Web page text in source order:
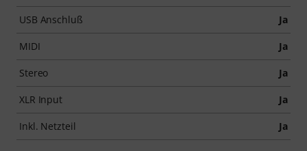
USB Anschluß Ja
MIDI Ja
Stereo Ja
XLR Input Ja
Inkl. Netzteil Ja